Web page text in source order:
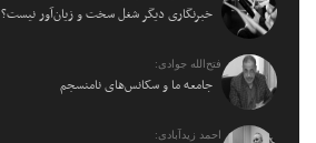
خبرنگاری دیگر شغل سخت و زیان‌آور نیست؟
فتح‌الله جوادی:
جامعه ما و سکانس‌های نامنسجم
احمد زیدآبادی: